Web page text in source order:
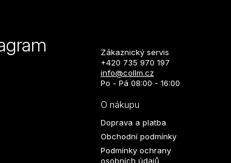
Zákaznický servis
+420 735 970 197
info@collm.cz
Po - Pá 08:00 - 16:00
O nákupu
Doprava a platba
Obchodní podmínky
Podmínky ochrany
osobních údajů